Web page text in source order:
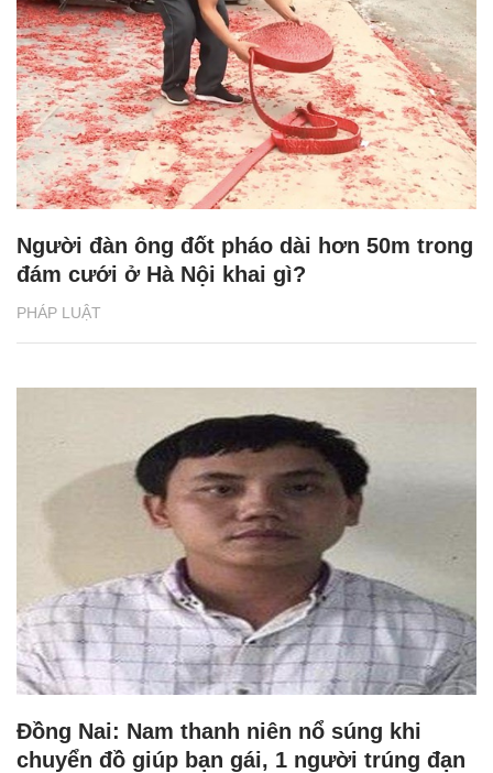
PHÁP LUẬT
Người đàn ông đốt pháo dài hơn 50m trong
đám cưới ở Hà Nội khai gì?
Đồng Nai: Nam thanh niên nổ súng khi
chuyển đồ giúp bạn gái, 1 người trúng đạn